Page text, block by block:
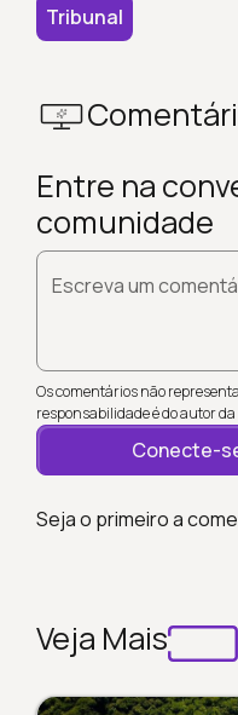
Tribunal
Entre na
comunidade
Escreva um
Os comentários não
responsabilidade é do autor
Conecte-
Seja o primeiro a
Veja Mais